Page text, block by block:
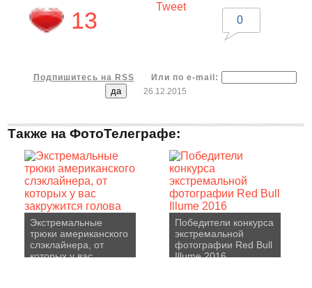
13
Tweet
0
Подпишитесь на RSS
Или по e-mail:
26.12.2015
Также на ФотоТелеграфе:
Экстремальные
трюки американского
слэклайнера, от
которых у вас
Победители конкурса
экстремальной
фотографии Red Bull
Illume 2016